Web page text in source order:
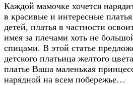
Каждой мамочке хочется
в красивые и интересные
детей, платья в частности
имея за плечами хоть не
спицами. В этой статье
детского платьица желтого
платье Ваша маленькая
нарядной на всем побережье…